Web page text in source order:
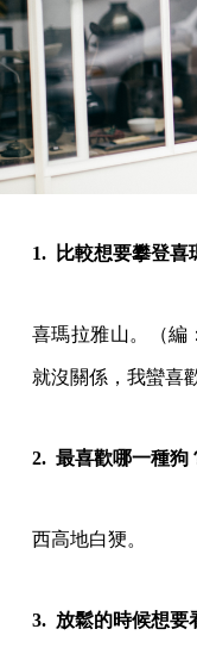
1. 比較想要攀登喜
喜瑪拉雅山。（編
就沒關係，我蠻喜
2. 最喜歡哪一種狗
西高地白㹴。
3. 放鬆的時候想要